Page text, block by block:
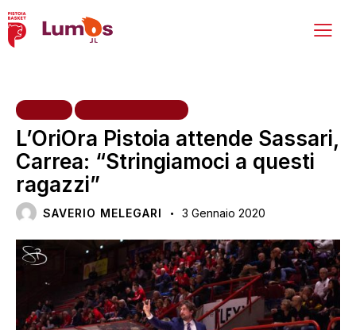
L’OriOra Pistoia attende Sassari,
Carrea: “Stringiamoci a questi
ragazzi”
SAVERIO MELEGARI 3 Gennaio 2020